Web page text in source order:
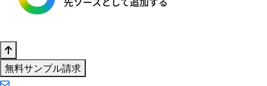
無料サンプル請求